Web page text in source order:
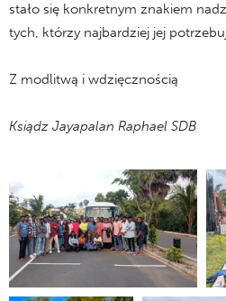
stało się konkretnym znakiem
tych, którzy najbardziej jej
Z modlitwą i wdzięcznością
Ksiądz Jayapalan Raphael SDB